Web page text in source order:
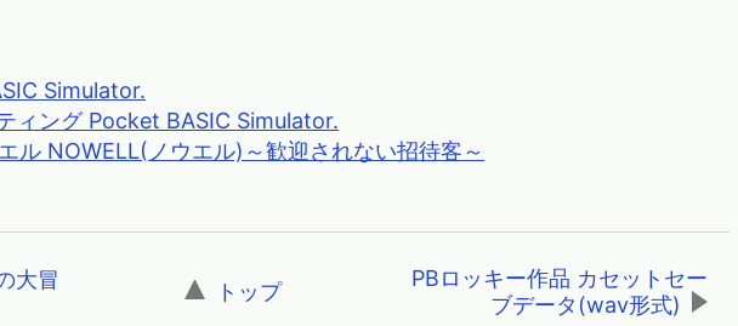
Simulator.
ィング Pocket BASIC Simulator.
ル NOWELL(ノウエル)～歓迎されない招待客～
大冒
トップ,
PBロッキー作品 カセットセー
ブデータ(wav形式)